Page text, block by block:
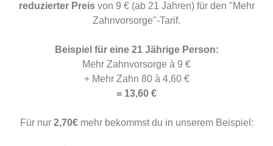
reduzierter Preisvon 9 € (ab 21 Jahren) für den "Mehr
Zahnvorsorge"-Tarif.
Beispiel für eine 21 Jährige Person:
Mehr Zahnvorsorge à 9 €
+ Mehr Zahn 80 à 4,60 €
= 13,60 €
Für nur 2,70€mehr bekommst du in unserem Beispiel: